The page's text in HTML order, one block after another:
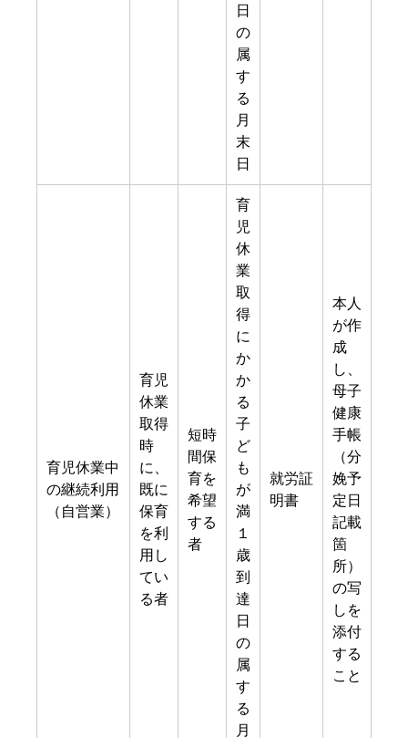
日
の
属
す
る
月
末
日
育児休業中
の継続利用
（自営業）
育児
休業
取得
時
に、
既に
保育
を利
用し
てい
る者
短時
間保
育を
希望
する
者
育
児
休
業
取
得
に
か
か
る
子
ど
も
が
満
１
歳
到
達
日
の
属
す
る
月
就労証
明書
本人
が作
成
し、
母子
健康
手帳
（分
娩予
定日
記載
箇
所）
の写
しを
添付
する
こと